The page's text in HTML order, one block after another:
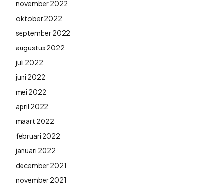
november 2022
oktober 2022
september 2022
augustus 2022
juli 2022
juni 2022
mei 2022
april 2022
maart 2022
februari 2022
januari 2022
december 2021
november 2021